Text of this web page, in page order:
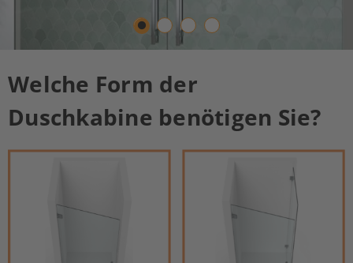
DUSCHKABINEN
UND
AUS GLAS
Welche Form der
Duschkabine benötigen Sie?